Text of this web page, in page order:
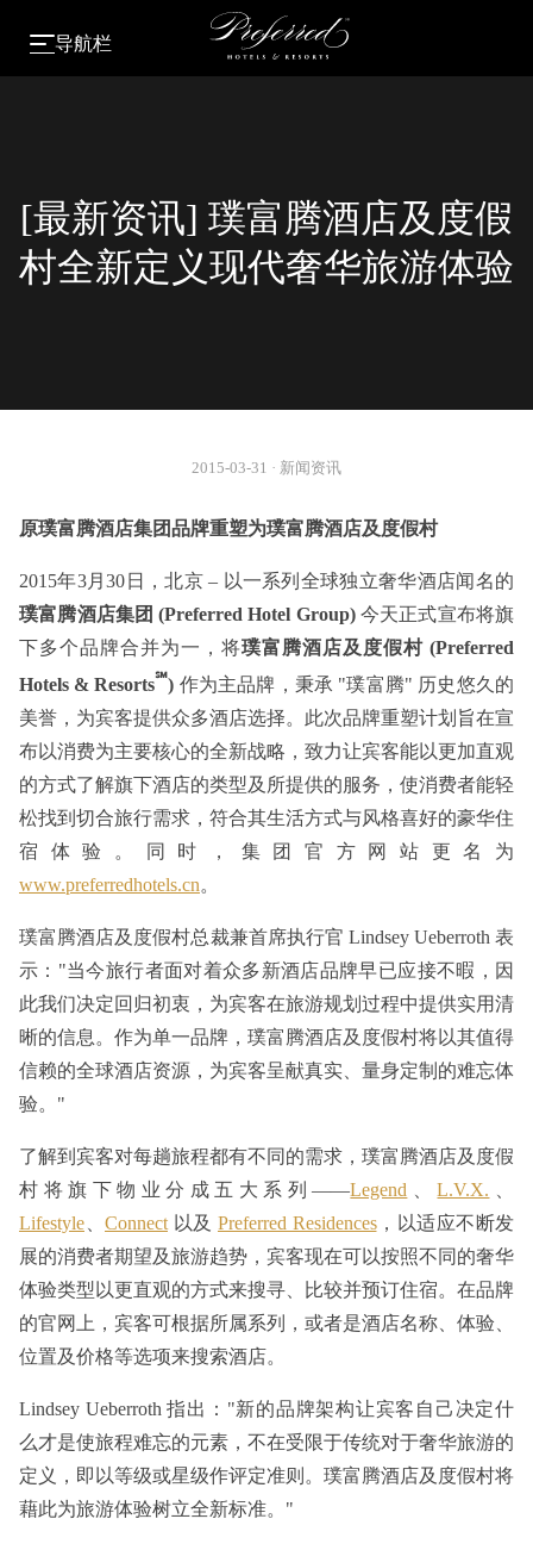
导航栏
[最新资讯] 璞富腾酒店及度假
村全新定义现代奢华旅游体验
2015-03-31 · 新闻资讯
原璞富腾酒店集团品牌重塑为璞富腾酒店及度假村
2015年3月30日，北京 – 以一系列全球独立奢华酒店闻名的
璞富腾酒店集团 (Preferred Hotel Group)今天正式宣布将旗
下多个品牌合并为一，将璞富腾酒店及度假村 (Preferred
Hotels & Resorts℠) 作为主品牌，秉承 "璞富腾" 历史悠久的
美誉，为宾客提供众多酒店选择。此次品牌重塑计划旨在宣
布以消费为主要核心的全新战略，致力让宾客能以更加直观
的方式了解旗下酒店的类型及所提供的服务，使消费者能轻
松找到切合旅行需求，符合其生活方式与风格喜好的豪华住
宿体验。同时，集团官方网站更名为
www.preferredhotels.cn。
璞富腾酒店及度假村总裁兼首席执行官 Lindsey Ueberroth 表
示："当今旅行者面对着众多新酒店品牌早已应接不暇，因
此我们决定回归初衷，为宾客在旅游规划过程中提供实用清
晰的信息。作为单一品牌，璞富腾酒店及度假村将以其值得
信赖的全球酒店资源，为宾客呈献真实、量身定制的难忘体
验。"
了解到宾客对每趟旅程都有不同的需求，璞富腾酒店及度假
村将旗下物业分成五大系列——Legend 、L.V.X.
Lifestyle
Connect 以及 Preferred Residences，以适应不断发
展的消费者期望及旅游趋势，宾客现在可以按照不同的奢华
体验类型以更直观的方式来搜寻、比较并预订住宿。在品牌
的官网上，宾客可根据所属系列，或者是酒店名称、体验、
位置及价格等选项来搜索酒店。
Lindsey Ueberroth 指出："新的品牌架构让宾客自己决定什
么才是使旅程难忘的元素，不在受限于传统对于奢华旅游的
定义，即以等级或星级作评定准则。璞富腾酒店及度假村将
藉此为旅游体验树立全新标准。"